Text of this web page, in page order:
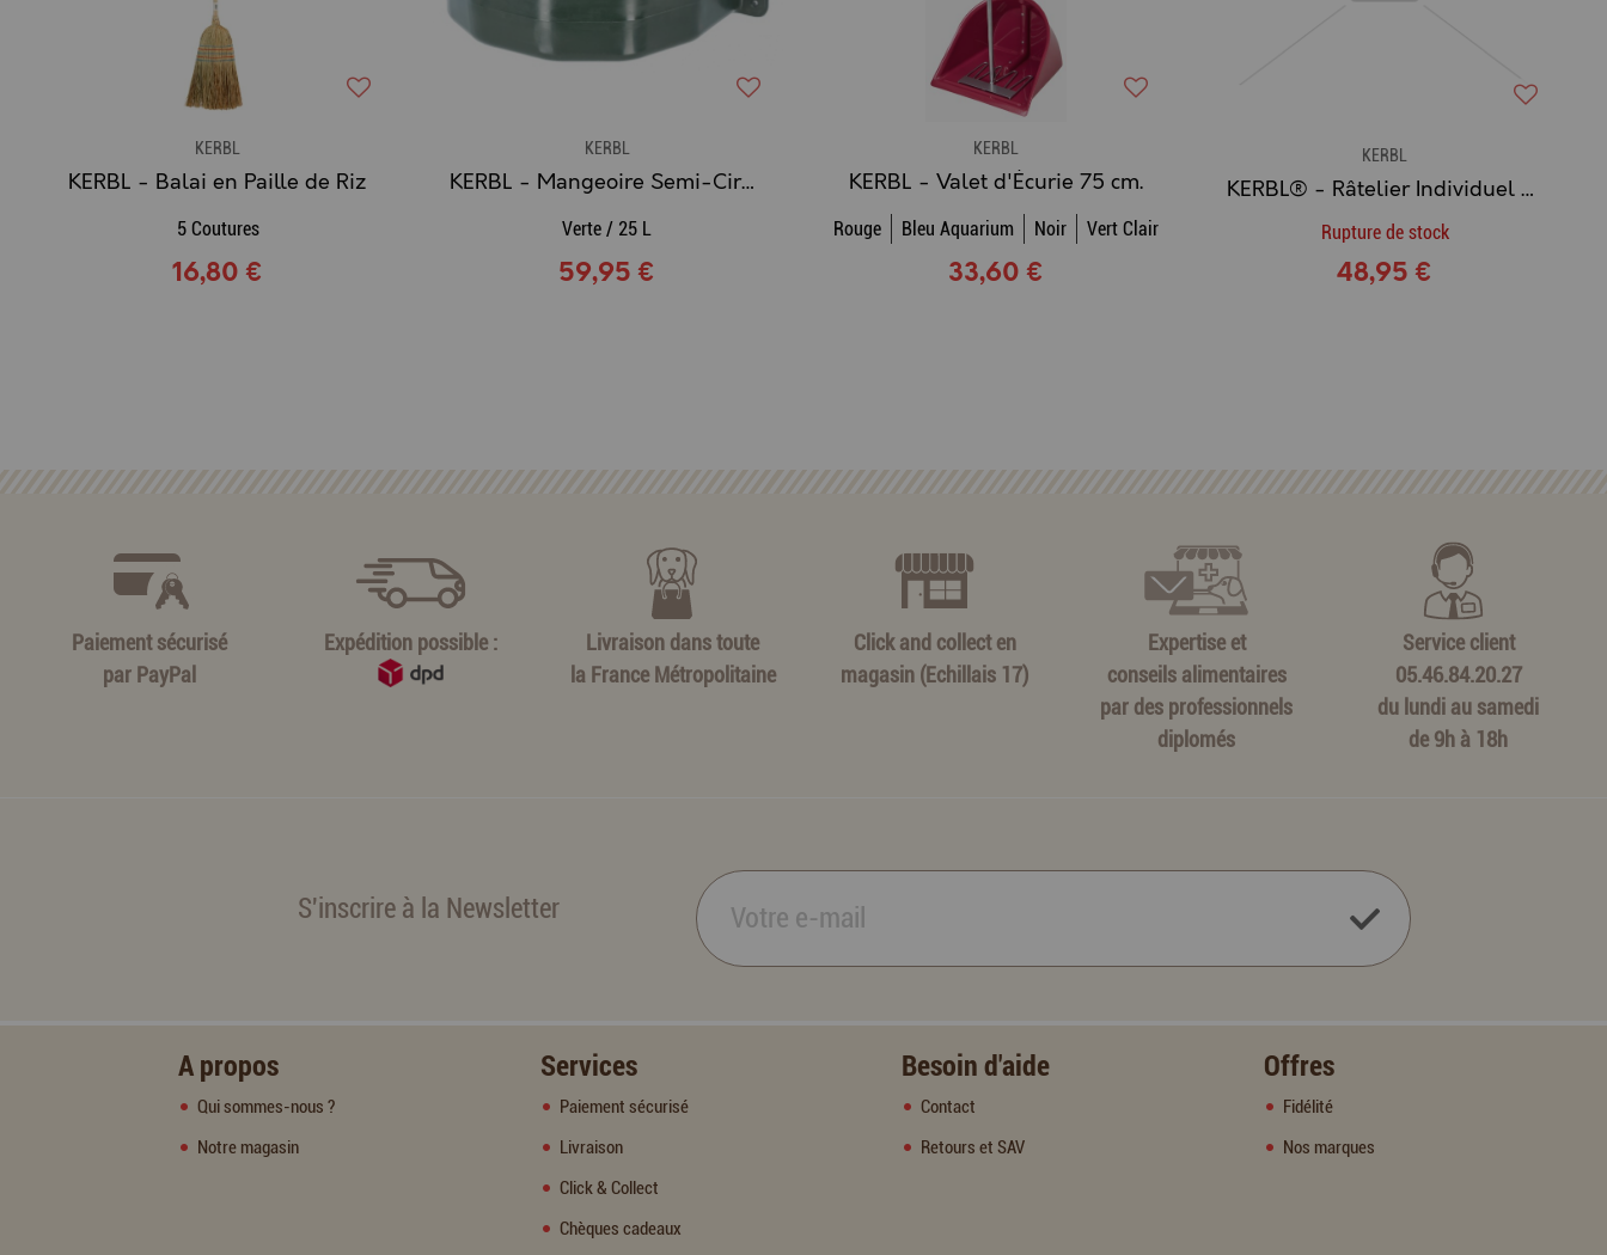
KERBL
KERBL - Balai en Paille de Riz
5 Coutures
16,80 €
KERBL
KERBL - Mangeoire Semi-Circulaire 25 L
Verte / 25 L
59,95 €
KERBL
KERBL - Valet d'Écurie 75 cm.
Rouge Bleu Aquarium Noir Vert Clair
33,60 €
KERBL
KERBL® - Râtelier Individuel (Lapin, ...) Écartement des barreux 20 mm.
Rupture de stock
48,95 €
Paiement sécurisé
par PayPal
Expédition possible :
Livraison dans toute
la France Métropolitaine
Click and collect en
magasin (Echillais 17)
Expertise et
conseils alimentaires
par des professionnels
diplomés
Service client
05.46.84.20.27
du lundi au samedi
de 9h à 18h
S'inscrire à la Newsletter
A propos
Qui sommes-nous ?
Notre magasin
Services
Paiement sécurisé
Livraison
Click & Collect
Chèques cadeaux
Besoin d'aide
Contact
Retours et SAV
Offres
Fidélité
Nos marques